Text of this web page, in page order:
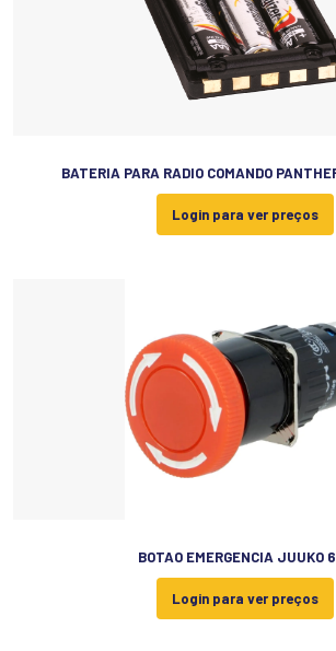
BATERIA PARA RADIO COMANDO
Login para ver preços
BOTAO EMERGENCIA JUUKO
Login para ver preços